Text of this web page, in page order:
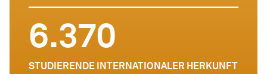
6.370
STUDIERENDE INTERNATIONALER HERKUNFT